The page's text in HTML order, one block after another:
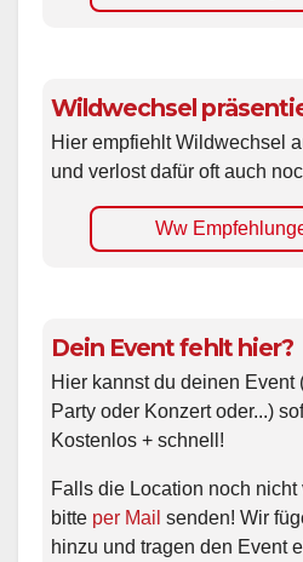
Wildwechsel
Hier empfiehlt Wildwechsel
und verlost dafür oft auch
Ww
Dein Event fehlt hier?
Hier kannst du deinen Event
Party oder Konzert oder...)
Kostenlos + schnell!
Falls die Location noch
bitte per Mail senden! Wir
hinzu und tragen den Event